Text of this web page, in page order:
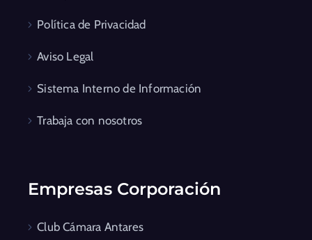
Política de Privacidad
Aviso Legal
Sistema Interno de Información
Trabaja con nosotros
Empresas Corporación
Club Cámara Antares